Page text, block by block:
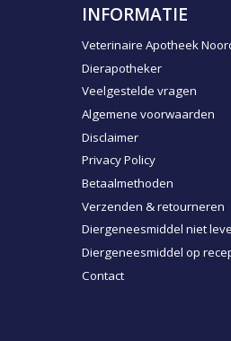
INFORMATIE
Veterinaire Apotheek
Dierapotheker
Veelgestelde vragen
Algemene voorwaarden
Disclaimer
Privacy Policy
Betaalmethoden
Verzenden & retourneren
Diergeneesmiddel niet
Diergeneesmiddel op
Contact